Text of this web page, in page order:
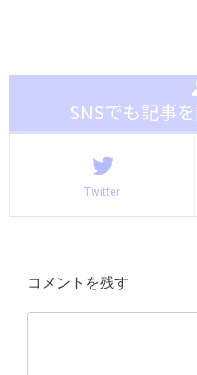
SNSでも記事
Twitter
コメントを残す